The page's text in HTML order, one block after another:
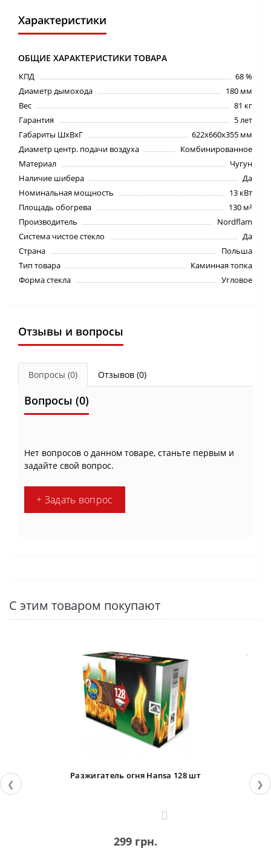
Характеристики
ОБЩИЕ ХАРАКТЕРИСТИКИ ТОВАРА
КПД
68 %
Диаметр дымохода
180 мм
Вес
81 кг
Гарантия
5 лет
Габариты ШхВхГ
622х660х355 мм
Диаметр центр. подачи воздуха
Комбинированное
Материал
Чугун
Наличие шибера
Да
Номинальная мощность
13 кВт
Площадь обогрева
130 м²
Производитель
Nordflam
Система чистое стекло
Да
Страна
Польша
Тип товара
Каминная топка
Форма стекла
Угловое
Отзывы и вопросы
Вопросы (0) Отзывов (0)
Вопросы (0)
Нет вопросов о данном товаре, станьте первым и
задайте свой вопрос.
+ Задать вопрос
С этим товаром покупают
❮
Разжигатель огня Hansa 128 шт
1
299 грн.
❯